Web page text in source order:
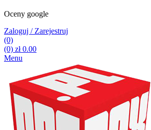
Oceny google
Zaloguj / Zarejestruj
(0)
(0) zł0.00
Menu